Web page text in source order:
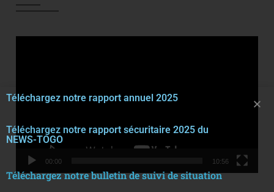
00:00 10:56
Téléchargez notre rapport annuel 2025
Téléchargez notre rapport sécuritaire 2025 du
NEWS-TOGO
Téléchargez notre bulletin de suivi de situation